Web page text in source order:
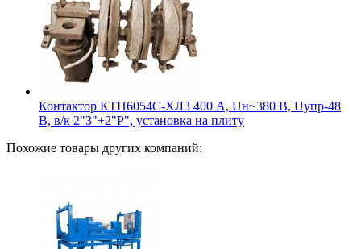
Контактор КТП6054С-ХЛ3 400 А, Uн~380 В, Uупр-48
В, в/к 2"З"+2"Р", установка на плиту
Похожие товары других компаний: